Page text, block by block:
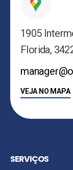
1905
Florida,
VEJA NO MAPA
SERVIÇOS